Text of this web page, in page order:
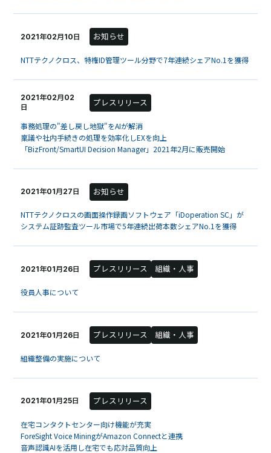
2021年02月10日 お知らせ
NTTテクノクロス、特権ID管理ツール分野で7年連続シェアNo.1を獲得
2021年02月02
日
プレスリリース
事務処理の"差し戻し地獄"をAIが解消
稟議や社内手続きの処理を効率化しEXを向上
「BizFront/SmartUI Decision Manager」2021年2月に販売開始
2021年01月27日 お知らせ
NTTテクノクロスの画面操作録画ソフトウェア「iDoperation SC」が
システム証跡監査ツール市場で5年連続出荷本数シェアNo.1を獲得
2021年01月26日 プレスリリース 組織・人事
役員人事について
2021年01月26日 プレスリリース 組織・人事
組織整備の実施について
2021年01月25日 プレスリリース
在宅コンタクトセンター向け機能が充実
ForeSight Voice MiningがAmazon Connectと連携
音声認識AIを活用し在宅でも応対品質向上